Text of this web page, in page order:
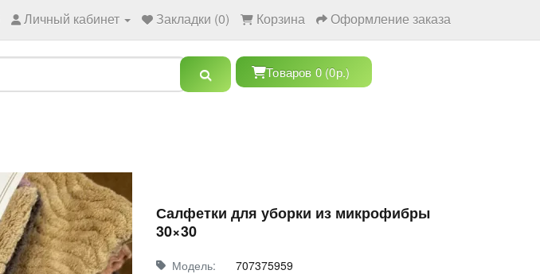
Личный кабинет Закладки (0) Корзина Оформление заказа
Товаров 0 (0р.)
Салфетки для уборки из микрофибры
30×30
Модель:
707375959